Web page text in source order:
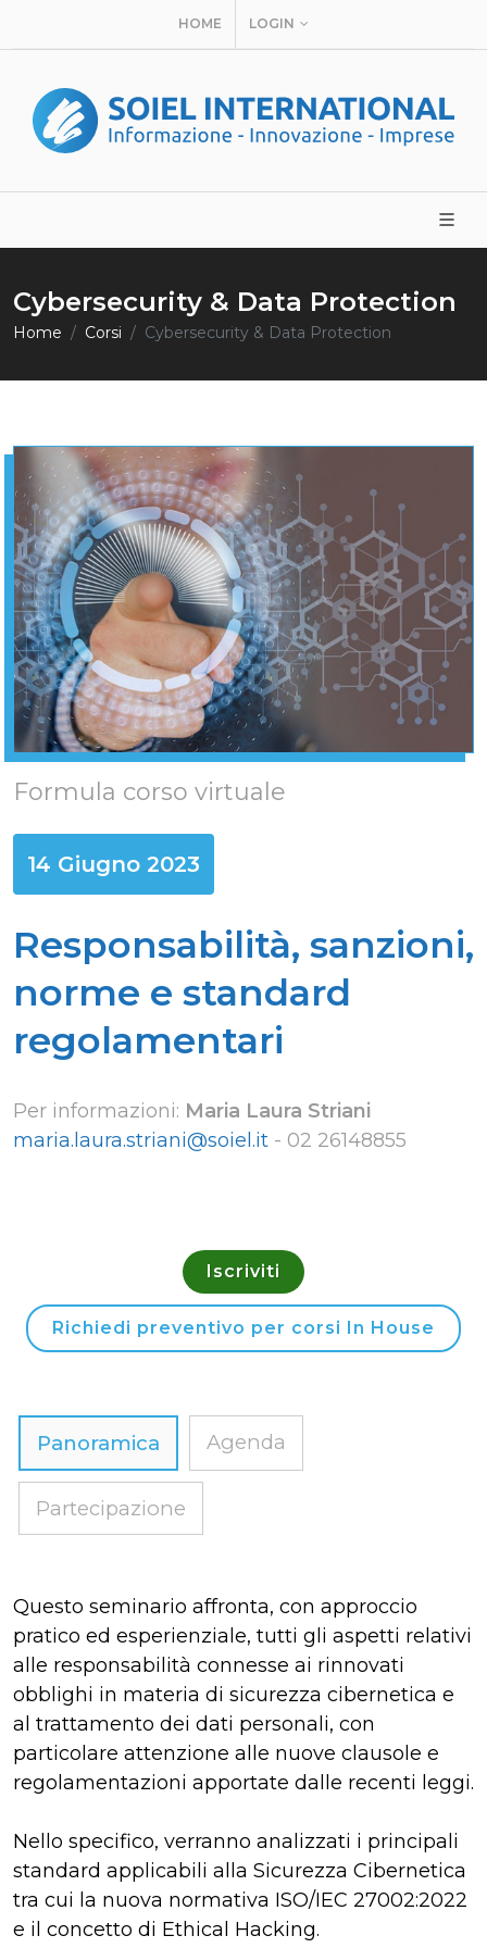
HOME LOGIN
Cybersecurity & Data Protection
Home Corsi Cybersecurity & Data Protection
Formula corso virtuale
14 Giugno 2023
Responsabilità, sanzioni,
norme e standard
regolamentari
Per informazioni: Maria Laura Striani
maria.laura.striani@soiel.it - 02 26148855
Iscriviti
Richiedi preventivo per corsi In House
Panoramica Agenda
Partecipazione
Questo seminario affronta, con approccio
pratico ed esperienziale, tutti gli aspetti relativi
alle responsabilità connesse ai rinnovati
obblighi in materia di sicurezza cibernetica e
al trattamento dei dati personali, con
particolare attenzione alle nuove clausole e
regolamentazioni apportate dalle recenti leggi.
Nello specifico, verranno analizzati i principali
standard applicabili alla Sicurezza Cibernetica
tra cui la nuova normativa ISO/IEC 27002:2022
e il concetto di Ethical Hacking.